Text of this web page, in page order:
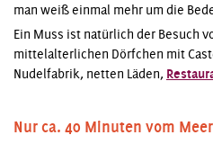
man weiß einmal mehr um die
Ein Muss ist natürlich der Besuch
mittelalterlichen Dörfchen mit
Nudelfabrik, netten Läden,
Nur ca. 40 Minuten vom